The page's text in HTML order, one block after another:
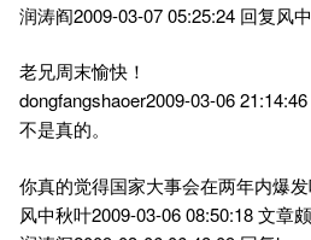
润涛阎2009-03-07 05:25:24 回复风
老兄周末愉快！
dongfangshaoer2009-03-06
不是真的。
你真的觉得国家大事会在两年内爆发
风中秋叶2009-03-06 08:50:18 文章